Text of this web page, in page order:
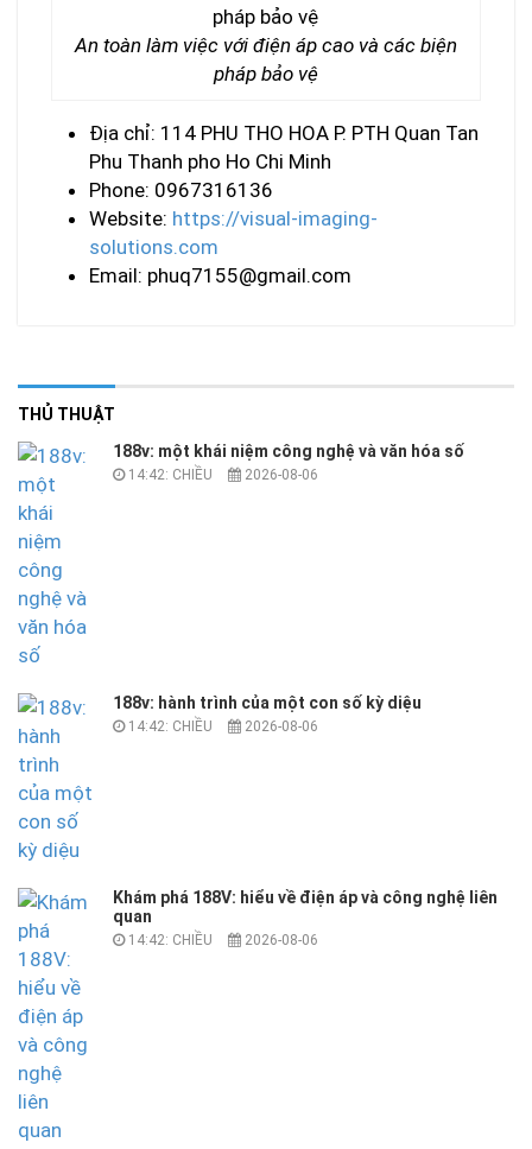
An toàn làm việc với điện áp cao và các biện
pháp bảo vệ
Địa chỉ: 114 PHU THO HOA P. PTH Quan Tan
Phu Thanh pho Ho Chi Minh
Phone: 0967316136
Website: https://visual-imaging-
solutions.com
Email: phuq7155@gmail.com
THỦ THUẬT
188v: một khái niệm công nghệ và văn hóa số
14:42: CHIỀU 2026-08-06
188v: hành trình của một con số kỳ diệu
14:42: CHIỀU 2026-08-06
Khám phá 188V: hiểu về điện áp và công nghệ liên
quan
14:42: CHIỀU 2026-08-06